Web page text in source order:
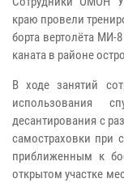
краю провели
борта вертолёта
каната в районе
В ходе занятий
использования
десантирования с
самостраховки при
приближенным к
открытом участке